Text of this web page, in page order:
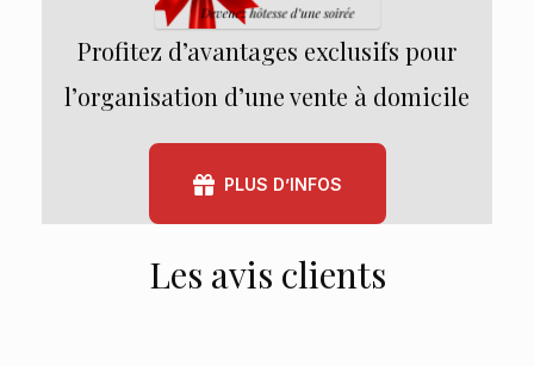
Profitez d’avantages exclusifs pour
l’organisation d’une vente à domicile
PLUS D’INFOS
Les avis clients